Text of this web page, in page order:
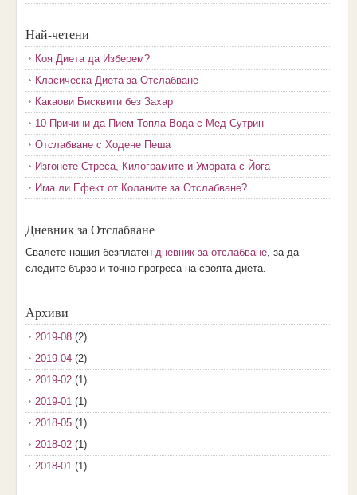
Най-четени
Коя Диета да Изберем?
Класическа Диета за Отслабване
Какаови Бисквити без Захар
10 Причини да Пием Топла Вода с Мед Сутрин
Отслабване с Ходене Пеша
Изгонете Стреса, Килограмите и Умората с Йога
Има ли Ефект от Коланите за Отслабване?
Дневник за Отслабване
Свалете нашия безплатен дневник за отслабване, за да
следите бързо и точно прогреса на своята диета.
Архиви
2019-08(2)
2019-04(2)
2019-02(1)
2019-01(1)
2018-05(1)
2018-02(1)
2018-01(1)